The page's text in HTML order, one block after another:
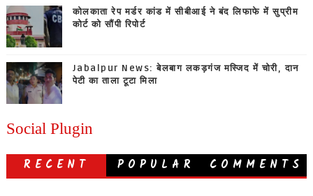
कोलकाता रेप मर्डर कांड में सीबीआई ने बंद लिफाफे में सुप्रीम
कोर्ट को सौंपी रिपोर्ट
Jabalpur News: बेलबाग लकड़गंज मस्जिद में चोरी, दान
पेटी का ताला टूटा मिला
Social Plugin
RECENT POPULAR COMMENTS